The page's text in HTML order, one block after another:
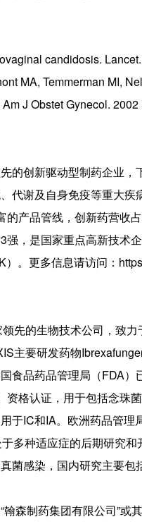
candidosis.
MA, Temmerman MI,
J Obstet Gynecol.
的创新驱动型制药企业，
代谢及自身免疫等重大
的产品管线，创新药营收
强，是国家重点高新技术
）。更多信息请访问：
先的生物技术公司，致
主要研发药物
食品药品管理局（FDA
资格认证，用于包括念珠
于IC和IA。欧洲药品管
多种适应症的后期研究
菌感染，国内研究主要包
翰森制药集团有限公司”或